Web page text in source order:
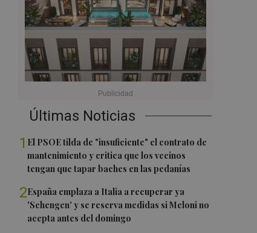
Últimas Noticias
1 El PSOE tilda de "insuficiente" el contrato de
mantenimiento y critica que los vecinos
tengan que tapar baches en las pedanías
2España emplaza a Italia a recuperar ya
'Schengen' y se reserva medidas si Meloni no
acepta antes del domingo